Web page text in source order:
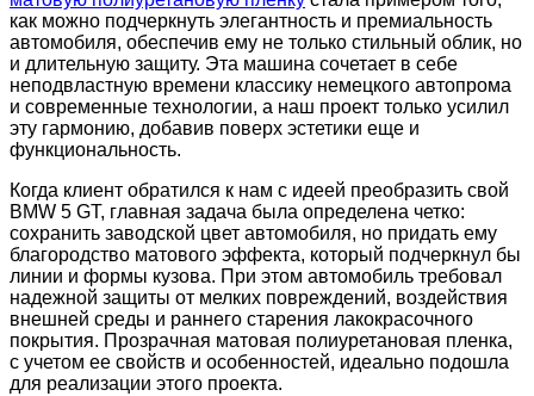
как можно подчеркнуть элегантность и премиальность
автомобиля, обеспечив ему не только стильный облик, но
и длительную защиту. Эта машина сочетает в себе
неподвластную времени классику немецкого автопрома
и современные технологии, а наш проект только усилил
эту гармонию, добавив поверх эстетики еще и
функциональность.
Когда клиент обратился к нам с идеей преобразить свой
BMW 5 GT, главная задача была определена четко:
сохранить заводской цвет автомобиля, но придать ему
благородство матового эффекта, который подчеркнул бы
линии и формы кузова. При этом автомобиль требовал
надежной защиты от мелких повреждений, воздействия
внешней среды и раннего старения лакокрасочного
покрытия. Прозрачная матовая полиуретановая пленка,
с учетом ее свойств и особенностей, идеально подошла
для реализации этого проекта.